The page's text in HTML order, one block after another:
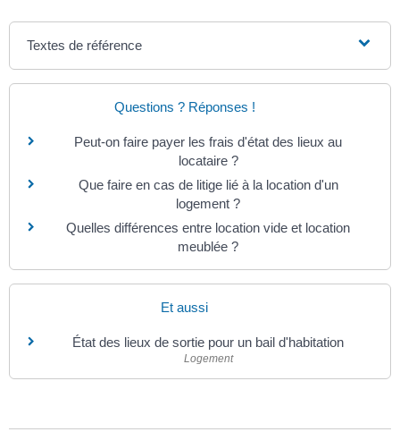
Textes de référence
Questions ? Réponses !
Peut-on faire payer les frais d'état des lieux au
locataire ?
Que faire en cas de litige lié à la location d'un
logement ?
Quelles différences entre location vide et location
meublée ?
Et aussi
État des lieux de sortie pour un bail d'habitation
Logement